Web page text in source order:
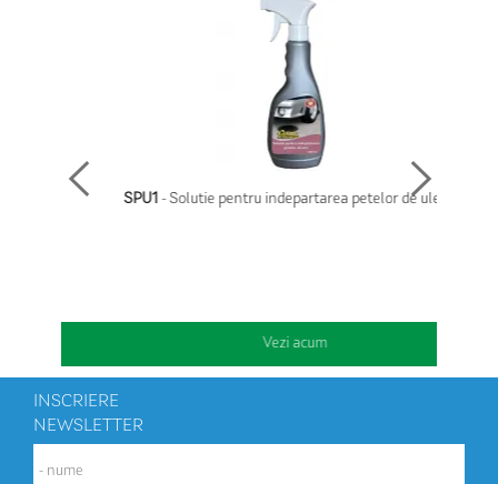
SPU1 - Solutie pentru indepartarea petelor de ulei - 1l
Vezi acum
INSCRIERE
NEWSLETTER